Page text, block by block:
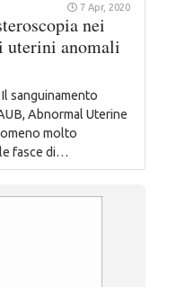
7 Apr, 2020
nei
uterini anomali
sanguinamento
Abnormal Uterine
molto
fasce di…